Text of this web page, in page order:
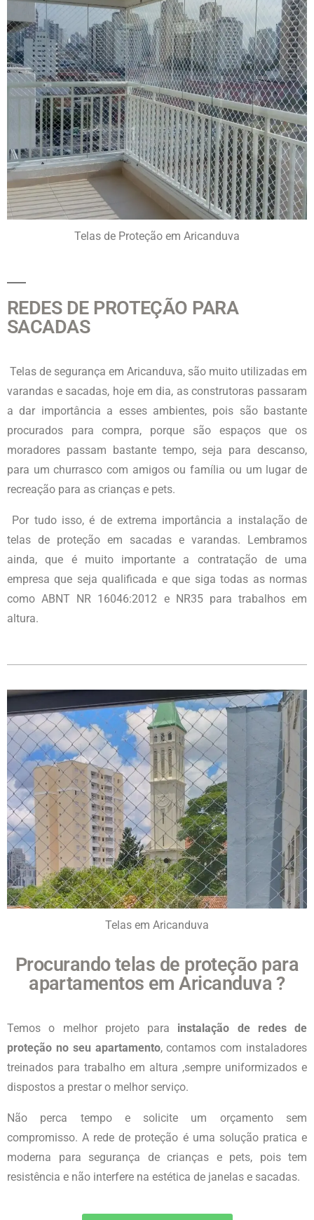
Telas de Proteção em Aricanduva
REDES DE PROTEÇÃO PARA
SACADAS
Telas de segurança em Aricanduva, são muito utilizadas em
varandas e sacadas, hoje em dia, as construtoras passaram
a dar importância a esses ambientes, pois são bastante
procurados para compra, porque são espaços que os
moradores passam bastante tempo, seja para descanso,
para um churrasco com amigos ou família ou um lugar de
recreação para as crianças e pets.
Por tudo isso, é de extrema importância a instalação de
telas de proteção em sacadas e varandas. Lembramos
ainda, que é muito importante a contratação de uma
empresa que seja qualificada e que siga todas as normas
como ABNT NR 16046:2012 e NR35 para trabalhos em
altura.
Telas em Aricanduva
Procurando telas de proteção para
apartamentos em Aricanduva ?
Temos o melhor projeto para instalação de redes de
proteção no seu apartamento, contamos com instaladores
treinados para trabalho em altura ,sempre uniformizados e
dispostos a prestar o melhor serviço.
Não perca tempo e solicite um orçamento sem
compromisso. A rede de proteção é uma solução pratica e
moderna para segurança de crianças e pets, pois tem
resistência e não interfere na estética de janelas e sacadas.